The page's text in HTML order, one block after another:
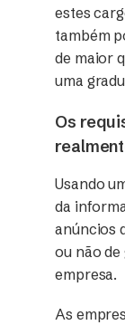
estes
também
de maior
uma
Os
Usando
da
anúncios
ou não
empresa.
As